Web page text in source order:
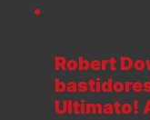
Robert
Ultimato!